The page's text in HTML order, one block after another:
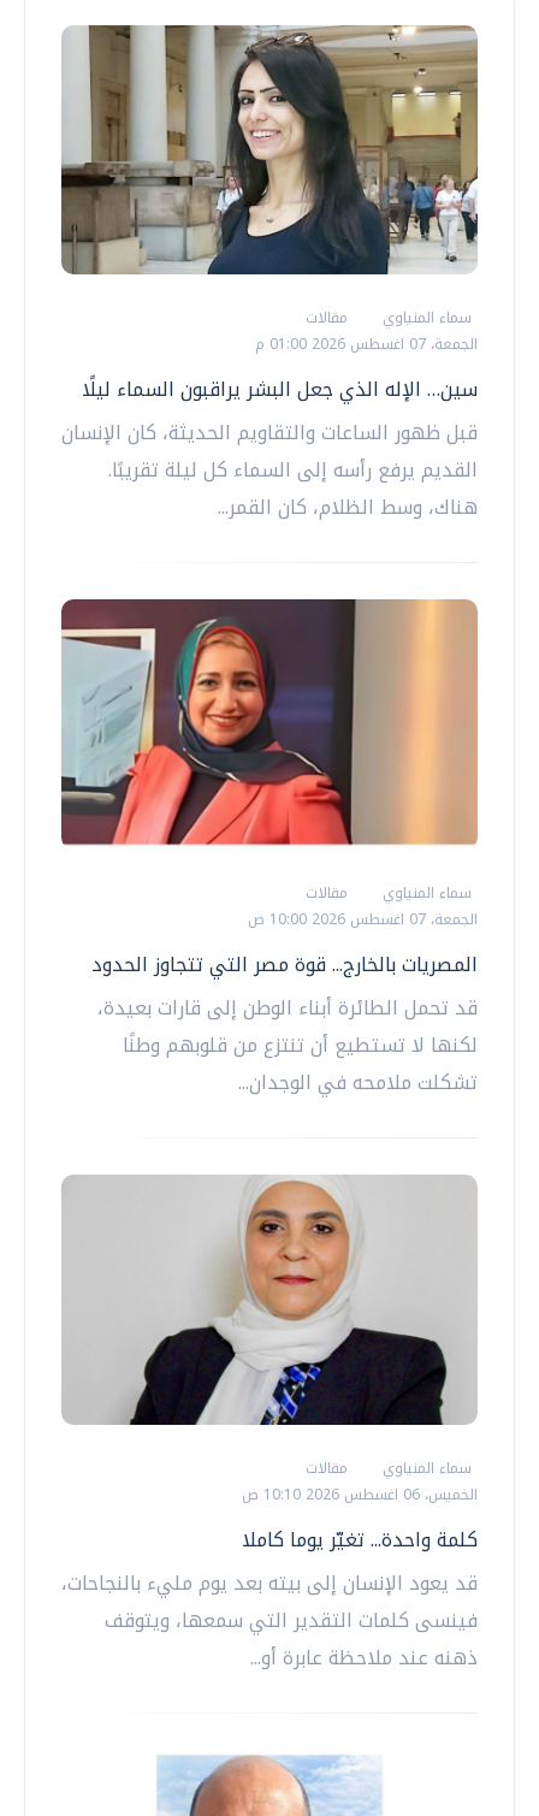
سماء المنياوي
مقالات
الجمعة، 07 اغسطس 2026 01:00 م
سين… الإله الذي جعل البشر يراقبون السماء ليلًا
قبل ظهور الساعات والتقاويم الحديثة، كان الإنسان
القديم يرفع رأسه إلى السماء كل ليلة تقريبًا.
هناك، وسط الظلام، كان القمر...
سماء المنياوي
مقالات
الجمعة، 07 اغسطس 2026 10:00 ص
المصريات بالخارج... قوة مصر التي تتجاوز الحدود
قد تحمل الطائرة أبناء الوطن إلى قارات بعيدة،
لكنها لا تستطيع أن تنتزع من قلوبهم وطنًا
تشكلت ملامحه في الوجدان...
سماء المنياوي
مقالات
الخميس، 06 اغسطس 2026 10:10 ص
كلمة واحدة... تغيّر يوما كاملا
قد يعود الإنسان إلى بيته بعد يوم مليء بالنجاحات،
فينسى كلمات التقدير التي سمعها، ويتوقف
ذهنه عند ملاحظة عابرة أو...